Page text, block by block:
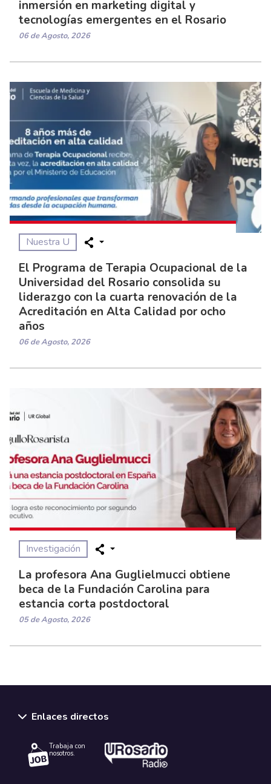
inmersión en marketing digital y
tecnologías emergentes en el Rosario
06 de Agosto, 2026
Nuestra U
El Programa de Terapia Ocupacional de la
Universidad del Rosario consolida su
liderazgo con la cuarta renovación de la
Acreditación en Alta Calidad por ocho
años
06 de Agosto, 2026
Investigación
La profesora Ana Guglielmucci obtiene
beca de la Fundación Carolina para
estancia corta postdoctoral
05 de Agosto, 2026
Enlaces directos
Trabaja con
nosotros.